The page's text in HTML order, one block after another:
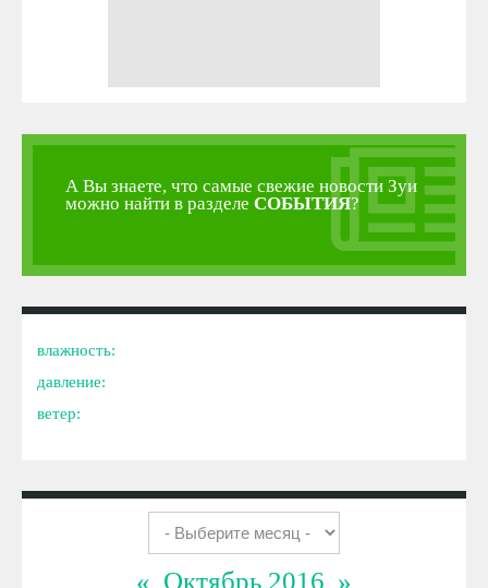
А Вы знаете, что самые свежие новости Зуи
можно найти в разделе СОБЫТИЯ?
влажность:
давление:
ветер:
« Октябрь 2016 »